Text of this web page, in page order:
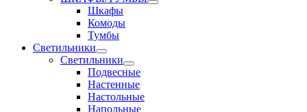
Шкафы
Комоды
Тумбы
Светильники
Светильники
Подвесные
Настенные
Настольные
Напольные